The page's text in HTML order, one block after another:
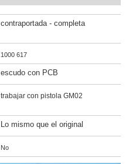
contraportada - completa
1000 617
escudo con PCB
trabajar con pistola GM02
Lo mismo que el original
No